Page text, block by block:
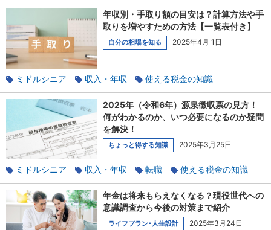
退職
貯蓄 定年
年収別・手取り額の目安は？計算方法や手
取りを増やすための方法【一覧表付き】
自分の相場を知る 2025年4月 1日
ミドルシニア 収入・年収
使える税金の知識
社会保険のあれこれ
2025年（令和6年）源泉徴収票の見方！
何がわかるのか、いつ必要になるのか疑問
を解決！
ちょっと得する知識 2025年3月25日
ミドルシニア 収入・年収 転職 使える税金の知識
年金は将来もらえなくなる？現役世代への
意識調査から今後の対策まで紹介
ライフプラン･人生設計 2025年3月24日